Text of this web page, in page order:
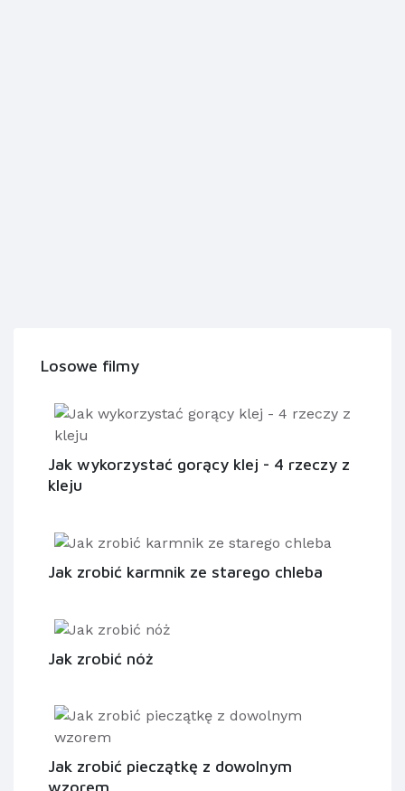
Losowe filmy
Jak wykorzystać gorący klej - 4 rzeczy z
kleju
Jak zrobić karmnik ze starego chleba
Jak zrobić nóż
Jak zrobić pieczątkę z dowolnym
wzorem